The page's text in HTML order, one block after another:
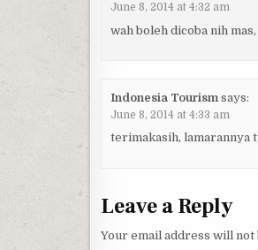
June 8, 2014 at 4:32 am
wah boleh dicoba nih
Indonesia Tourism says:
June 8, 2014 at 4:33 am
terimakasih, lamarannya
Leave a Reply
Your email address will not